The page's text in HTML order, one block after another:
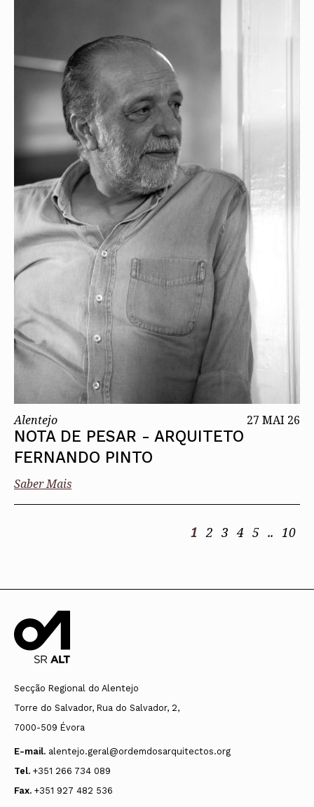
Alentejo 27 MAI 26
NOTA DE PESAR - ARQUITETO
FERNANDO PINTO
Saber Mais
1 2 3 4 5 .. 10
Secção Regional do Alentejo
Torre do Salvador, Rua do Salvador, 2,
7000-509 Évora
E-mail. alentejo.geral@ordemdosarquitectos.org
Tel. +351 266 734 089
Fax. +351 927 482 536